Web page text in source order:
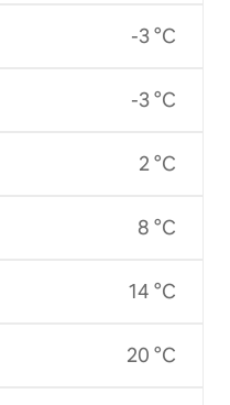
-3 °C
-3 °C
2 °C
8 °C
14 °C
20 °C